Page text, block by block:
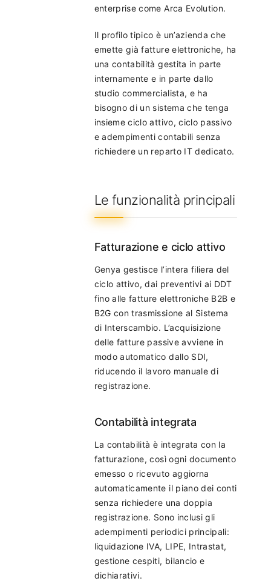
enterprise come Arca Evolution.
Il profilo tipico è un’azienda che
emette già fatture elettroniche, ha
una contabilità gestita in parte
internamente e in parte dallo
studio commercialista, e ha
bisogno di un sistema che tenga
insieme ciclo attivo, ciclo passivo
e adempimenti contabili senza
richiedere un reparto IT dedicato.
Le funzionalità principali
Fatturazione e ciclo attivo
Genya gestisce l’intera filiera del
ciclo attivo, dai preventivi ai DDT
fino alle fatture elettroniche B2B e
B2G con trasmissione al Sistema
di Interscambio. L’acquisizione
delle fatture passive avviene in
modo automatico dallo SDI,
riducendo il lavoro manuale di
registrazione.
Contabilità integrata
La contabilità è integrata con la
fatturazione, così ogni documento
emesso o ricevuto aggiorna
automaticamente il piano dei conti
senza richiedere una doppia
registrazione. Sono inclusi gli
adempimenti periodici principali:
liquidazione IVA, LIPE, Intrastat,
gestione cespiti, bilancio e
dichiarativi.